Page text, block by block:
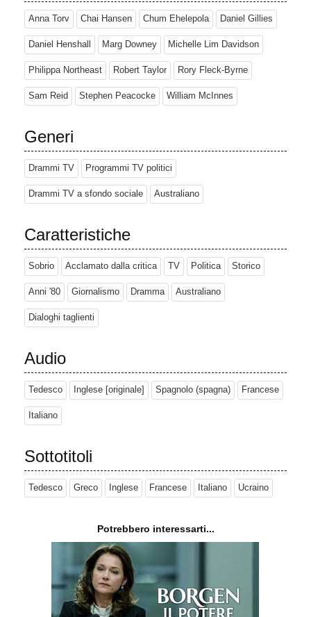
Anna Torv Chai Hansen Chum Ehelepola Daniel Gillies
Daniel Henshall Marg Downey Michelle Lim Davidson
Philippa Northeast Robert Taylor Rory Fleck-Byrne
Sam Reid Stephen Peacocke William McInnes
Generi
Drammi TV Programmi TV politici
Drammi TV a sfondo sociale Australiano
Caratteristiche
Sobrio Acclamato dalla critica TV Politica Storico
Anni '80 Giornalismo Dramma Australiano
Dialoghi taglienti
Audio
Tedesco Inglese [originale] Spagnolo (spagna) Francese
Italiano
Sottotitoli
Tedesco Greco Inglese Francese Italiano Ucraino
Potrebbero interessarti...